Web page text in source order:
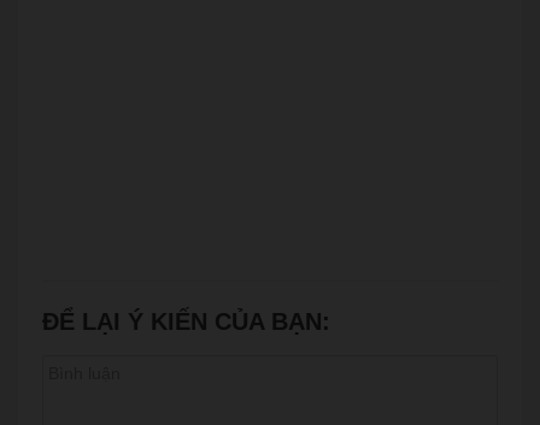
ĐỂ LẠI Ý KIẾN CỦA BẠN: